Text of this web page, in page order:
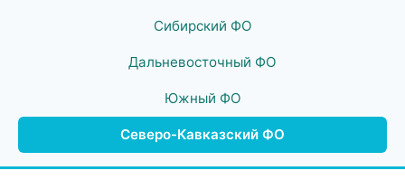
Сибирский ФО
Дальневосточный ФО
Южный ФО
Северо-Кавказский ФО